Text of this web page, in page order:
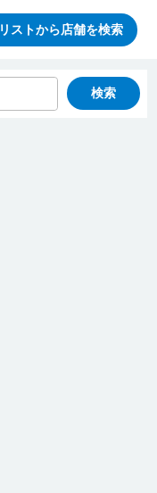
リストから店舗を検索
検索